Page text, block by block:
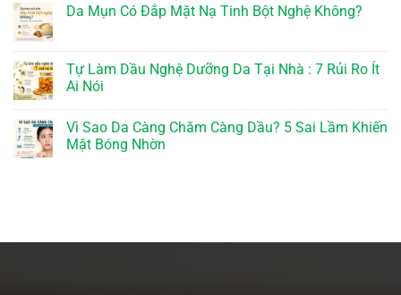
Da Mụn Có Đắp Mặt Nạ Tinh Bột Nghệ Không?
Tự Làm Dầu Nghệ Dưỡng Da Tại Nhà : 7 Rủi Ro Ít
Ai Nói
Vì Sao Da Càng Chăm Càng Dầu? 5 Sai Lầm Khiến
Mặt Bóng Nhờn